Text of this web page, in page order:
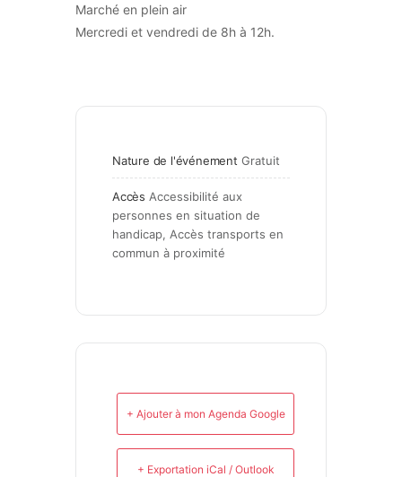
Marché en plein air
Mercredi et vendredi de 8h à 12h.
Nature de l'événement Gratuit
Accès Accessibilité aux
personnes en situation de
handicap, Accès transports en
commun à proximité
+ Ajouter à mon Agenda Google
+ Exportation iCal / Outlook